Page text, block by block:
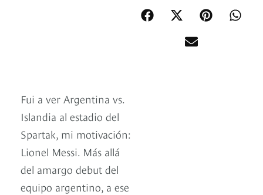
Fui a ver Argentina vs.
Islandia al estadio del
Spartak, mi motivación:
Lionel Messi. Más allá
del amargo debut del
equipo argentino, a ese